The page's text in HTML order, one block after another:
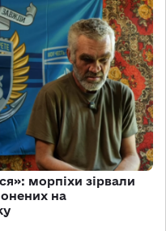
морпіхи зірвали
на